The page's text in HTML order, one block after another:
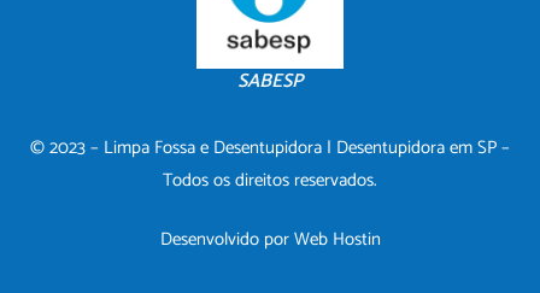
SABESP
© 2023 – Limpa Fossa e Desentupidora | Desentupidora em SP –
Todos os direitos reservados.
Desenvolvido porWeb Hostin